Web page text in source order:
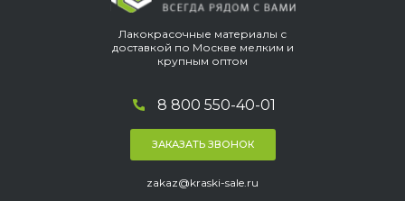
Лакокрасочные материалы с
доставкой по Москве мелким и
крупным оптом
8 800 550-40-01
ЗАКАЗАТЬ ЗВОНОК
zakaz@kraski-sale.ru